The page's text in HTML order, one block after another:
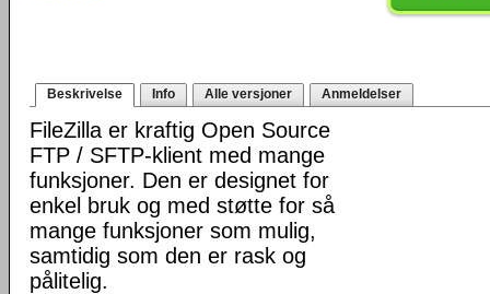
Beskrivelse Info Alle versjoner Anmeldelser
FileZilla er kraftig Open Source
FTP / SFTP-klient med mange
funksjoner. Den er designet for
enkel bruk og med støtte for så
mange funksjoner som mulig,
samtidig som den er rask og
pålitelig.